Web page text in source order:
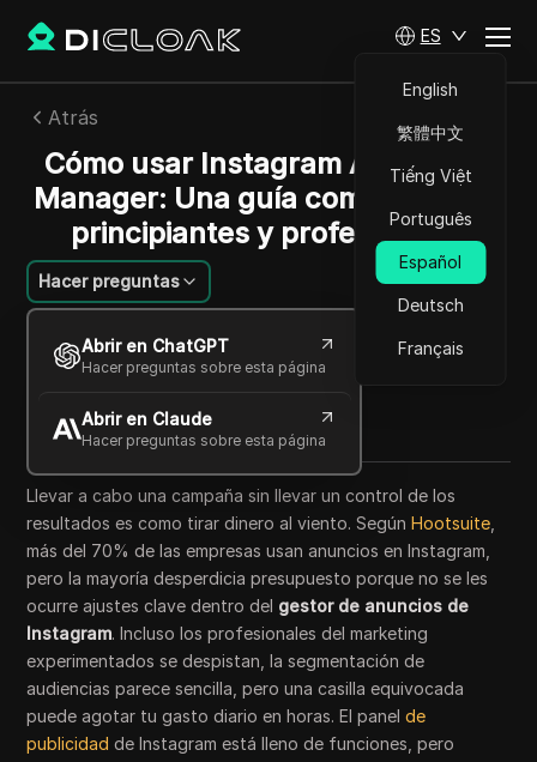
ES
English
繁體中文
Tiếng Việt
Português
Español
Deutsch
Français
Atrás
Cómo usar Instagram Advertiser
Manager: Una guía completa para
principiantes y profesionales
Hacer preguntas
Abrir en ChatGPT
Hacer preguntas sobre esta página
Abrir en Claude
Hacer preguntas sobre esta página
Michael Johnson
05 jun 2026 8 minuto de lectura
Copy Link
Llevar a cabo una campaña sin llevar un control de los
resultados es como tirar dinero al viento. SegúnHootsuite
más del 70% de las empresas usan anuncios en Instagram,
pero la mayoría desperdicia presupuesto porque no se les
ocurre ajustes clave dentro del gestor de anuncios de
Instagram. Incluso los profesionales del marketing
experimentados se despistan, la segmentación de
audiencias parece sencilla, pero una casilla equivocada
puede agotar tu gasto diario en horas. El panelde
publicidad de Instagram está lleno de funciones, pero